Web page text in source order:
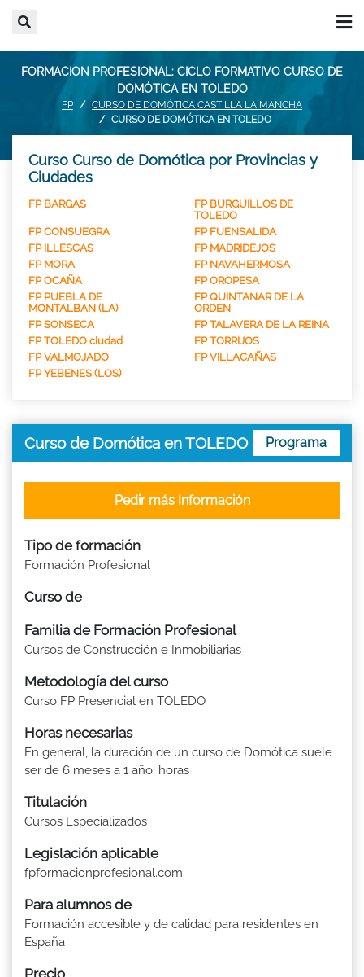
FORMACION PROFESIONAL: CICLO FORMATIVO CURSO DE
DOMÓTICA EN TOLEDO
FP
CURSO DE DOMÓTICA CASTILLA LA MANCHA
CURSO DE DOMÓTICA EN TOLEDO
Curso Curso de Domótica por Provincias y
Ciudades
FP BARGAS
FP BURGUILLOS DE
TOLEDO
FP CONSUEGRA
FP FUENSALIDA
FP ILLESCAS
FP MADRIDEJOS
FP MORA
FP NAVAHERMOSA
FP OCAÑA
FP OROPESA
FP PUEBLA DE
MONTALBAN (LA)
FP QUINTANAR DE LA
ORDEN
FP SONSECA
FP TALAVERA DE LA REINA
FP TOLEDO ciudad
FP TORRIJOS
FP VALMOJADO
FP VILLACAÑAS
FP YEBENES (LOS)
Curso de Domótica en TOLEDO Programa
Tipo de formación
Formación Profesional
Curso de
Familia de Formación Profesional
Cursos de Construcción e Inmobiliarias
Metodología del curso
Curso FP Presencial en TOLEDO
Horas necesarias
En general, la duración de un curso de Domótica suele
ser de 6 meses a 1 año. horas
Titulación
Cursos Especializados
Legislación aplicable
fpformacionprofesional.com
Para alumnos de
Formación accesible y de calidad para residentes en
España
Precio
Pedir más Información